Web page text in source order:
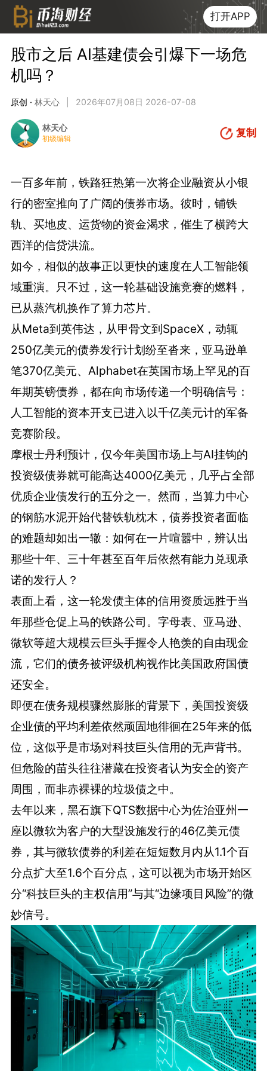
打开APP
股市之后 AI基建债会引爆下一场危
机吗？
原创 · 林天心 2026年07月08日 2026-07-08
林天心
初级编辑 复制
一百多年前，铁路狂热第一次将企业融资从小银
行的密室推向了广阔的债券市场。彼时，铺铁
轨、买地皮、运货物的资金渴求，催生了横跨大
西洋的信贷洪流。
如今，相似的故事正以更快的速度在人工智能领
域重演。只不过，这一轮基础设施竞赛的燃料，
已从蒸汽机换作了算力芯片。
从Meta到英伟达，从甲骨文到SpaceX，动辄
250亿美元的债券发行计划纷至沓来，亚马逊单
笔370亿美元、Alphabet在英国市场上罕见的百
年期英镑债券，都在向市场传递一个明确信号：
人工智能的资本开支已进入以千亿美元计的军备
竞赛阶段。
摩根士丹利预计，仅今年美国市场上与AI挂钩的
投资级债券就可能高达4000亿美元，几乎占全部
优质企业债发行的五分之一。然而，当算力中心
的钢筋水泥开始代替铁轨枕木，债券投资者面临
的难题却如出一辙：如何在一片喧嚣中，辨认出
那些十年、三十年甚至百年后依然有能力兑现承
诺的发行人？
表面上看，这一轮发债主体的信用资质远胜于当
年那些仓促上马的铁路公司。字母表、亚马逊、
微软等超大规模云巨头手握令人艳羡的自由现金
流，它们的债务被评级机构视作比美国政府国债
还安全。
即便在债务规模骤然膨胀的背景下，美国投资级
企业债的平均利差依然顽固地徘徊在25年来的低
位，这似乎是市场对科技巨头信用的无声背书。
但危险的苗头往往潜藏在投资者认为安全的资产
周围，而非赤裸裸的垃圾债之中。
去年以来，黑石旗下QTS数据中心为佐治亚州一
座以微软为客户的大型设施发行的46亿美元债
券，其与微软债券的利差在短短数月内从1.1个百
分点扩大至1.6个百分点，这可以视为市场开始区
分“科技巨头的主权信用”与其“边缘项目风险”的微
妙信号。